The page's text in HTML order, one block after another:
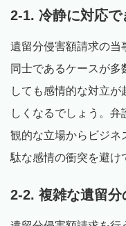
2-1. 冷静に対応で
遺留分侵害額請求の当
同士であるケースが多
しても感情的な対立
しくなるでしょう。
観的な立場からビジネ
駄な感情の衝突を避け
2-2. 複雑な遺留分